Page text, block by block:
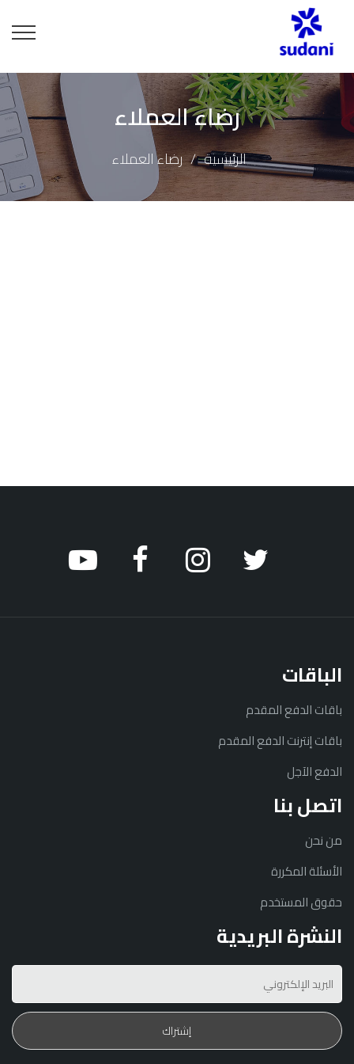
رضاء العملاء
الرئيسية رضاء العملاء
الباقات
باقات الدفع المقدم
باقات إنترنت الدفع المقدم
الدفع الآجل
اتصل بنا
من نحن
الأسئلة المكررة
حقوق المستخدم
النشرة البريدية